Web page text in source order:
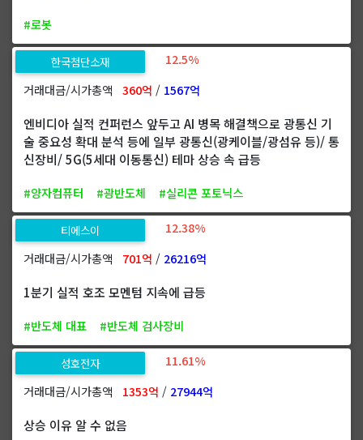
#로봇
한국첨단소재
12.5%
거래대금/시가총액 360억 / 1567억
엔비디아 실적 컨퍼런스 앞두고 AI 병목 해결책으로 광통신 기
술 중요성 확대 분석 등에 일부 광통신(광케이블/광섬유 등)/ 통
신장비/ 5G(5세대 이동통신) 테마 상승 속 급등
#양자컴퓨터 #광반도체 #실리콘 포토닉스
티에스이
12.38%
거래대금/시가총액 701억 / 26216억
1분기 실적 호조 모멘텀 지속에 급등
#반도체 대표 #반도체 검사장비
성호전자
11.61%
거래대금/시가총액 1353억 / 27944억
상승 이유 알 수 없음